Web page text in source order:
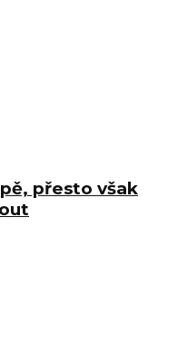
přesto však